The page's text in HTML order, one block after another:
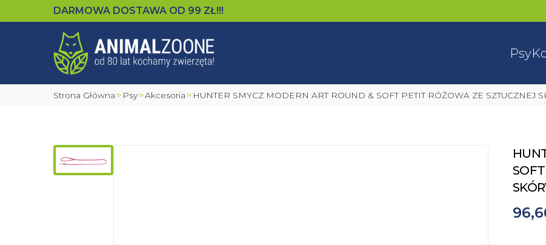
DARMOWA DOSTAWA OD 99 ZŁ!!!
Psy
Strona Główna Psy Akcesoria HUNTER SMYCZ MODERN ART ROUND & SOFT PETIT RÓŻOWA ZE SZTUCZNEJ